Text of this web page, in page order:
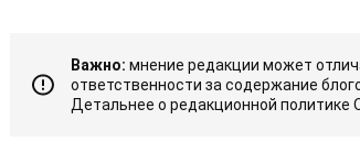
Важно: мнение редакции может
ответственности за содержание
Детальнее о редакционной политике